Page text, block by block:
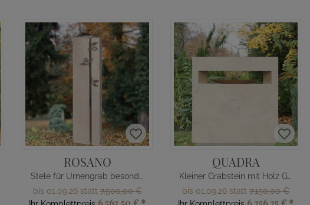
ROSANO
Stele für Urnengrab besonders schön
bis 01.09.26 statt7.500,00 €
QUADRA
Kleiner Grabstein mit Holz Gestaltung
bis 01.09.26 statt 7.150,00 €